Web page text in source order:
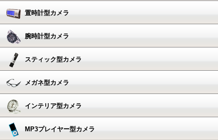
置時計型カメラ
腕時計型カメラ
スティック型カメラ
メガネ型カメラ
インテリア型カメラ
MP3プレイヤー型カメラ